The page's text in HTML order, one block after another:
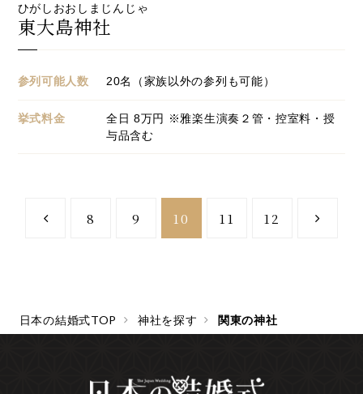
日本の結婚式TOP 神社を探す 関東の神社
ひがしおおしまじんじゃ
東大島神社
参列可能人数 20名（家族以外の参列も可能）
挙式料金 全日 8万円 ※雅楽生演奏２管・控室料・授
与品含む
8 9 10 11 12